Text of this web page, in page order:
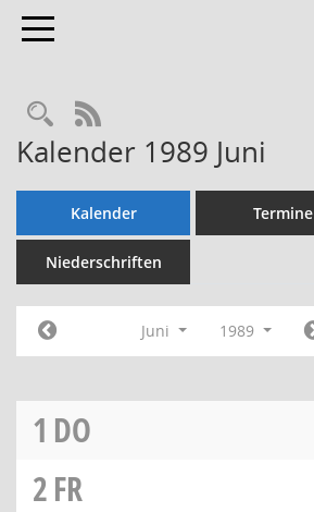
Toggle navigation
Rechercheauswahl
RSS-Feed
Kalender 1989 Juni
Kalender Termine
Niederschriften
Juni 1989
1 DO
2FR